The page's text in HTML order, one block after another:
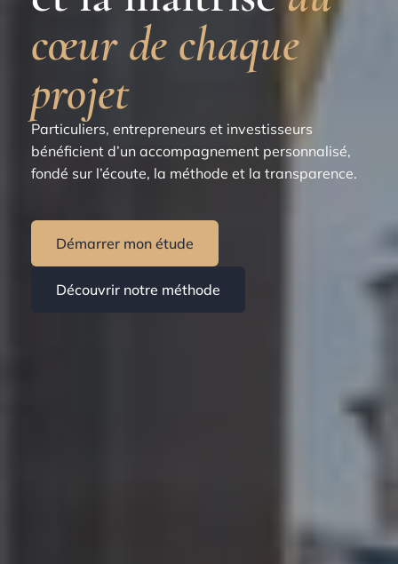
cœur de chaque
projet
Particuliers, entrepreneurs et investisseurs
bénéficient d’un accompagnement personnalisé,
fondé sur l’écoute, la méthode et la transparence.
Démarrer mon étude
Découvrir notre méthode